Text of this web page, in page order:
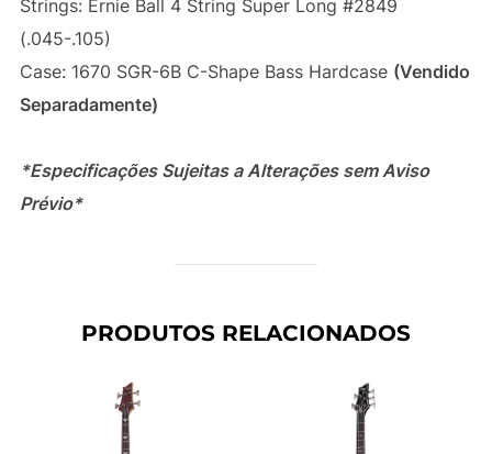
Strings: Ernie Ball 4 String Super Long #2849
(.045-.105)
Case: 1670 SGR-6B C-Shape Bass Hardcase (Vendido
Separadamente)
*Especificações Sujeitas a Alterações sem Aviso
Prévio*
PRODUTOS RELACIONADOS